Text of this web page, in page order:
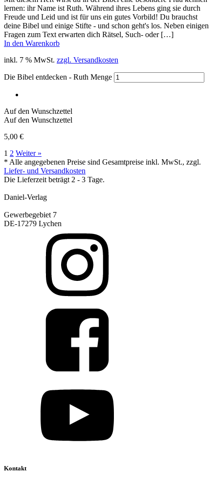
lernen: ihr Name ist Ruth. Während ihres Lebens ging sie durch
Freude und Leid und ist für uns ein gutes Vorbild! Du brauchst
deine Bibel und einige Stifte - und schon geht's los. Neben einigen
Fragen zum Text erwarten dich Rätsel, Such- oder […]
In den Warenkorb
inkl. 7 % MwSt. zzgl. Versandkosten
Die Bibel entdecken - Ruth Menge
Auf den Wunschzettel
Auf den Wunschzettel
5,00 €
1 2 Weiter »
* Alle angegebenen Preise sind Gesamtpreise inkl. MwSt., zzgl.
Liefer- und Versandkosten
Die Lieferzeit beträgt 2 - 3 Tage.
Daniel-Verlag
Gewerbegebiet 7
DE-17279 Lychen
Kontakt